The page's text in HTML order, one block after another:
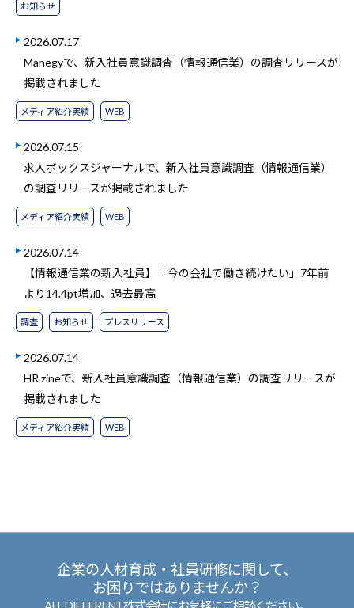
お知らせ
2026.07.17
Manegyで、新入社員意識調査（情報通信業）の調査リリースが
掲載されました
メディア紹介実績 WEB
2026.07.15
求人ボックスジャーナルで、新入社員意識調査（情報通信業）
の調査リリースが掲載されました
メディア紹介実績 WEB
2026.07.14
【情報通信業の新入社員】「今の会社で働き続けたい」7年前
より14.4pt増加、過去最高
調査 お知らせ プレスリリース
2026.07.14
HR zineで、新入社員意識調査（情報通信業）の調査リリースが
掲載されました
メディア紹介実績 WEB
企業の人材育成・社員研修に関して、
お困りではありませんか？